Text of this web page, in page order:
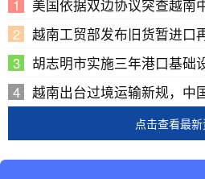
美国依据双边协议突查越南
越南工贸部发布旧货暂进口
胡志明市实施三年港口基础
越南出台过境运输新规，中
点击查看最